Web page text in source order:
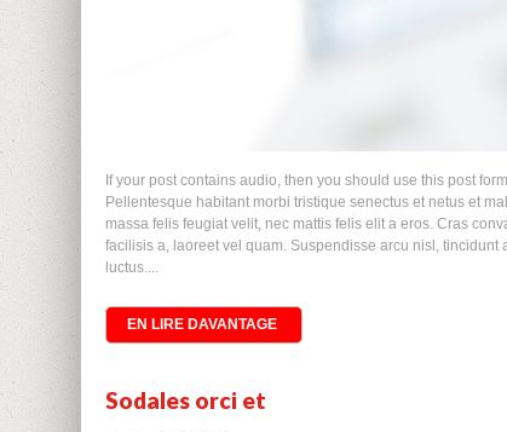
If your post contains audio, then you should use this post
Pellentesque habitant morbi tristique senectus et netus et
massa felis feugiat velit, nec mattis felis elit a eros. Cras
facilisis a, laoreet vel quam. Suspendisse arcu nisl,
luctus....
EN LIRE DAVANTAGE
Sodales orci et